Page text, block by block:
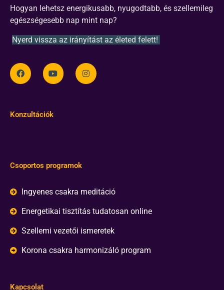
Hogyan lehetsz energikusabb, nyugodtabb, és szellemileg
egészségesebb nap mint nap?
Nyerd vissza az irányítást az életed felett!
Konzultációk
Csoportos programok
Ingyenes csakra meditáció
Energetikai tisztítás tudatosan online
Szellemi vezetői ismeretek
Korona csakra harmonizáló program
Kapcsolat